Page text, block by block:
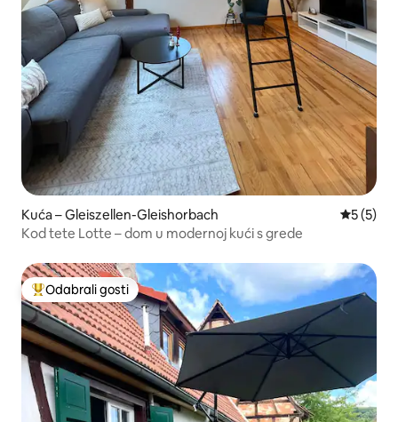
Kuća – Gleiszellen-Gleishorbach
5 (5)
Kod tete Lotte – dom u modernoj kući s grede
Među najviše rangiranima s oznakom „Odabrali gosti”
Odabrali gosti